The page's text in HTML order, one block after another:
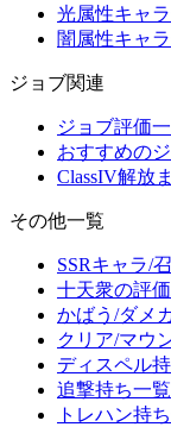
光属性キャ
闇属性キャ
ジョブ関連
ジョブ評価
おすすめの
ClassIV解放
その他一覧
SSRキャラ/
十天衆の評
かばう/ダメ
クリア/マウ
ディスペル
追撃持ち一覧
トレハン持